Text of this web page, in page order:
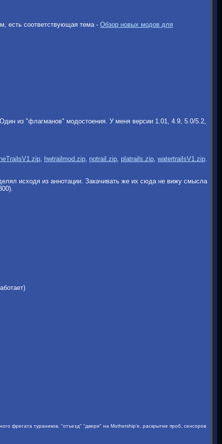
есть соответствующая тема - Обзор новых модов для
из "флагманов" модостоения. У меня версии 1.01, 4.9, 5.0/5.2,
hwtrailmod.zip notrail.zip platrails.zip watertrailsV1.zip
исходя из аннотации. Закачивать же их сюда не вижу смысла
фрегата тураников, "отъезд" "двери" на Mothership'e, раскрытие проб, сенсоров